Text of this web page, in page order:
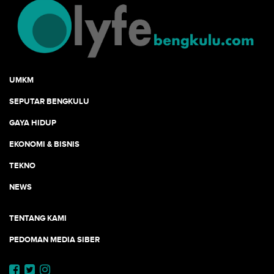
UMKM
SEPUTAR BENGKULU
GAYA HIDUP
EKONOMI & BISNIS
TEKNO
NEWS
TENTANG KAMI
PEDOMAN MEDIA SIBER